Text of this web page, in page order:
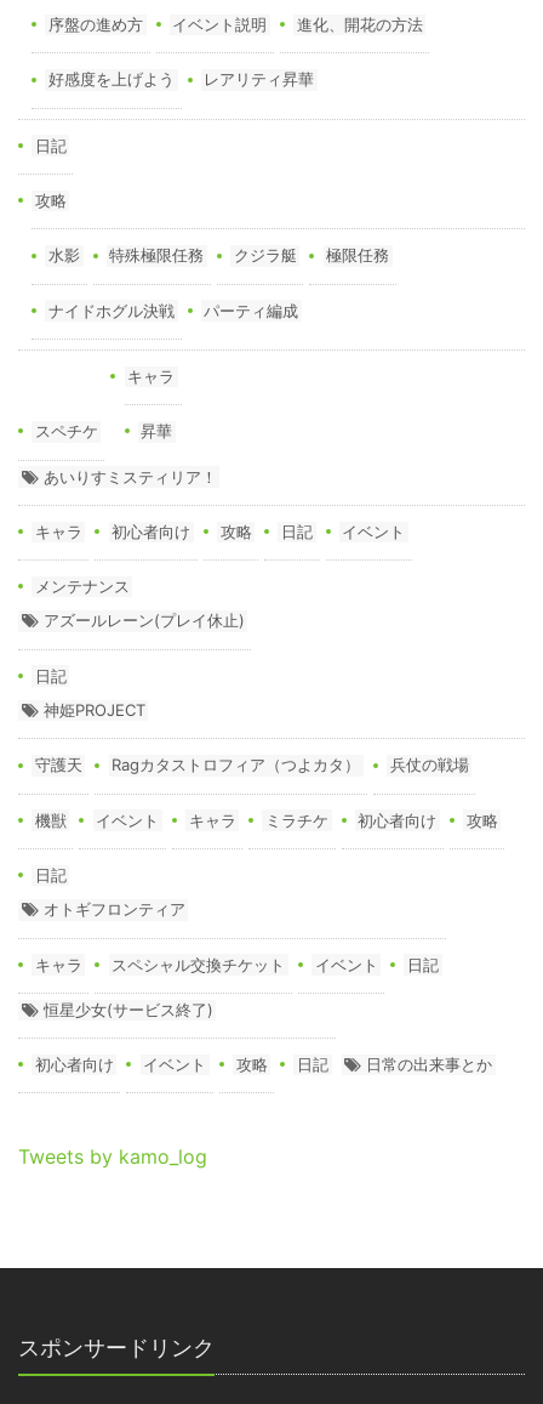
序盤の進め方 イベント説明 進化、開花の方法
好感度を上げよう レアリティ昇華
日記
攻略
水影 特殊極限任務 クジラ艇 極限任務
ナイドホグル決戦 パーティ編成
スペチケ
キャラ
昇華
あいりすミスティリア！
キャラ 初心者向け 攻略 日記 イベント
メンテナンス
アズールレーン(プレイ休止)
日記
神姫PROJECT
守護天 Ragカタストロフィア（つよカタ） 兵仗の戦場
機獣 イベント キャラ ミラチケ 初心者向け 攻略
日記
オトギフロンティア
キャラ スペシャル交換チケット イベント 日記
恒星少女(サービス終了)
初心者向け イベント 攻略 日記 日常の出来事とか
Tweets by kamo_log
スポンサードリンク